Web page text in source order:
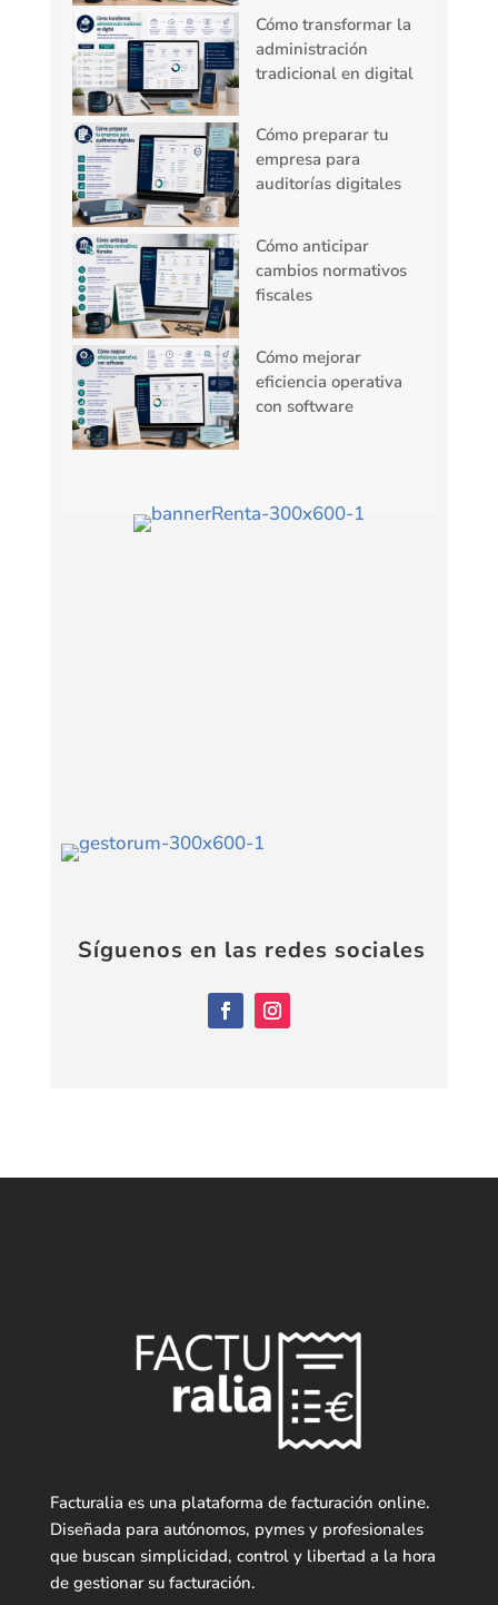
Cómo transformar la
administración
tradicional en digital
Cómo preparar tu
empresa para
auditorías digitales
Cómo anticipar
cambios normativos
fiscales
Cómo mejorar
eficiencia operativa
con software
Síguenos en las redes sociales
Facturalia es una plataforma de facturación online.
Diseñada para autónomos, pymes y profesionales
que buscan simplicidad, control y libertad a la hora
de gestionar su facturación.